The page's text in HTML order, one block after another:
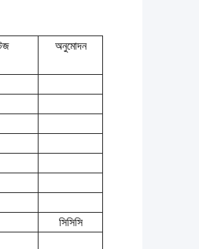
অনুমোদন
সিসিসি